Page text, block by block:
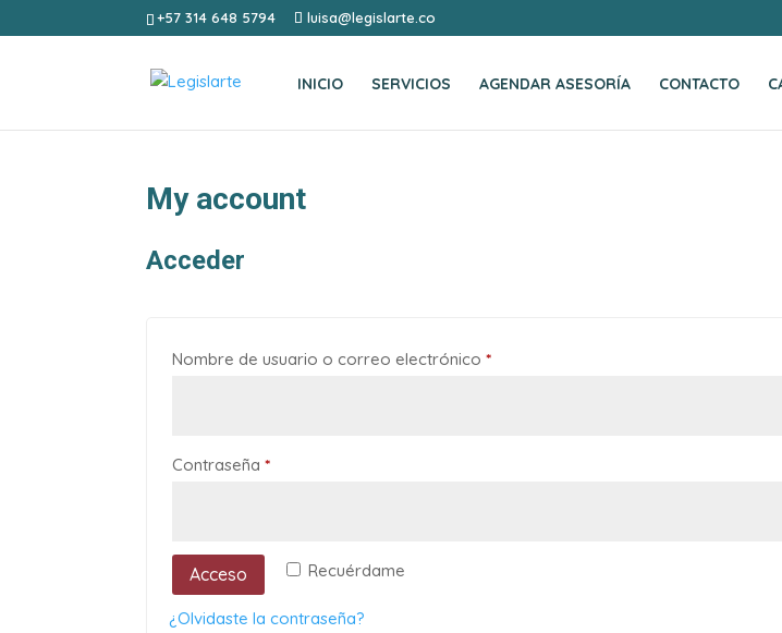
+57 314 648 5794 luisa@legislarte.co
INICIO SERVICIOS AGENDAR ASESORÍA CONTACTO
My account
Acceder
Nombre de usuario o correo electrónico*Obligatorio
Contraseña*Obligatorio
Recuérdame
Acceso
¿Olvidaste la contraseña?